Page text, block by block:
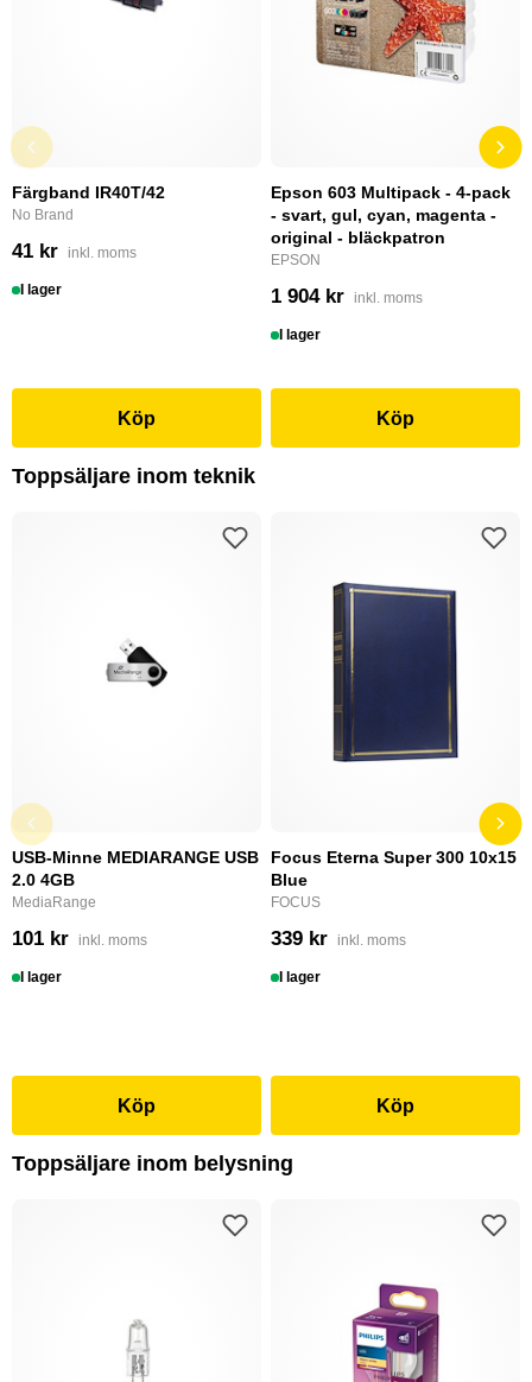
Färgband IR40T/42
No Brand
41 kr inkl. moms
I lager
Köp
Epson 603 Multipack - 4-pack
- svart, gul, cyan, magenta -
original - bläckpatron
EPSON
1 904 kr inkl. moms
I lager
Köp
Toppsäljare inom teknik
USB-Minne MEDIARANGE USB
2.0 4GB
MediaRange
101 kr inkl. moms
I lager
Köp
Focus Eterna Super 300 10x15
Blue
FOCUS
339 kr inkl. moms
I lager
Köp
Toppsäljare inom belysning